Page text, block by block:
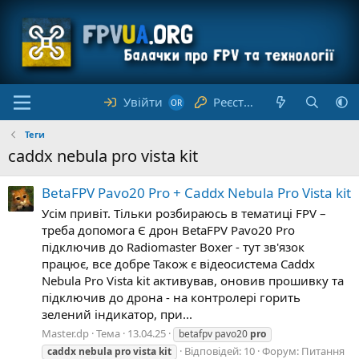
Увійти Реєстрація
Теги
caddx nebula pro vista kit
BetaFPV Pavo20 Pro + Caddx Nebula Pro Vista kit
Усім привіт. Тільки розбираюсь в тематиці FPV –
треба допомога Є дрон BetaFPV Pavo20 Pro
підключив до Radiomaster Boxer - тут зв'язок
працює, все добре Також є відеосистема Caddx
Nebula Pro Vista kit активував, оновив прошивку та
підключив до дрона - на контролері горить
зелений індикатор, при...
Master.dp Тема 13.04.25 betafpv pavo20 pro
caddx nebula provista kit Відповідей: 10 Форум: Питання